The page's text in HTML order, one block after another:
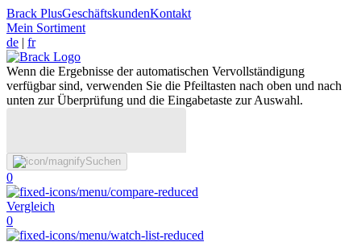
Brack PlusGeschäftskundenKontakt
Mein Sortiment
de | fr
Wenn die Ergebnisse der automatischen Vervollständigung
verfügbar sind, verwenden Sie die Pfeiltasten nach oben und nach
unten zur Überprüfung und die Eingabetaste zur Auswahl.
Suchen
0
Vergleich
0